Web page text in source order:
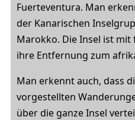
Fuerteventura. Man
der Kanarischen
Marokko. Die Insel ist mit
ihre Entfernung zum
Man erkennt auch, dass
vorgestellten
über die ganze Insel